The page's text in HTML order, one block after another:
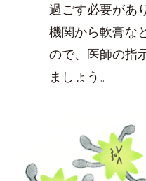
過ごす必要があ
機関から軟膏な
ので、医師の指
ましょう。